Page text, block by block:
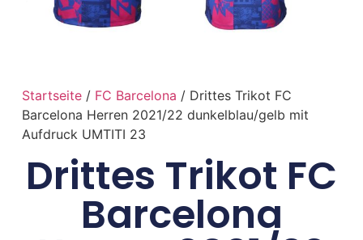
Startseite/ FC Barcelona / Drittes Trikot FC
Barcelona Herren 2021/22 dunkelblau/gelb mit
Aufdruck UMTITI 23
Drittes Trikot FC
Barcelona